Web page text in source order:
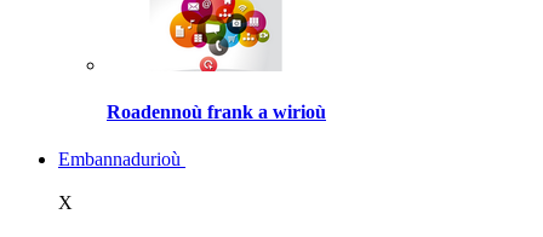
Roadennoù frank a wirioù
Embannadurioù
X